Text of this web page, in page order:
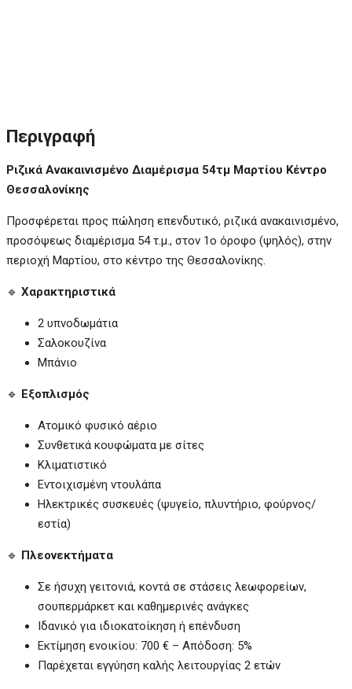
Περιγραφή
Ριζικά Ανακαινισμένο Διαμέρισμα 54τμ Μαρτίου Κέντρο
Θεσσαλονίκης
Προσφέρεται προς πώληση επενδυτικό, ριζικά ανακαινισμένο,
προσόψεως διαμέρισμα 54 τ.μ., στον 1ο όροφο (ψηλός), στην
περιοχή Μαρτίου, στο κέντρο της Θεσσαλονίκης.
🔹 Χαρακτηριστικά
2 υπνοδωμάτια
Σαλοκουζίνα
Μπάνιο
🔹 Εξοπλισμός
Ατομικό φυσικό αέριο
Συνθετικά κουφώματα με σίτες
Κλιματιστικό
Εντοιχισμένη ντουλάπα
Ηλεκτρικές συσκευές (ψυγείο, πλυντήριο, φούρνος/
εστία)
🔹 Πλεονεκτήματα
Σε ήσυχη γειτονιά, κοντά σε στάσεις λεωφορείων,
σουπερμάρκετ και καθημερινές ανάγκες
Ιδανικό για ιδιοκατοίκηση ή επένδυση
Εκτίμηση ενοικίου: 700 € – Απόδοση: 5%
Παρέχεται εγγύηση καλής λειτουργίας 2 ετών